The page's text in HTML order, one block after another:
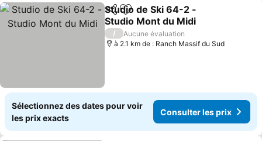
PartagerAjouter à mes favoris
Studio de Ski 64-2 -
Studio Mont du Midi
Consulter les prix
/
Aucune évaluation
à 2.1 km de : Ranch Massif du Sud
Sélectionnez des dates pour voir
les prix exacts
Consulter les prix